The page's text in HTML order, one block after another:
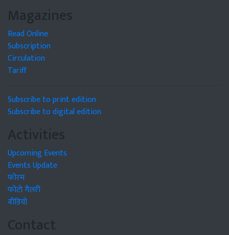
Magazines
Read Online
Subscription
Circulation
Tariff
Subscribe to print edition
Subscribe to digital edition
Activities
Upcoming Events
Events Update
फोरम
फोटो गैलरी
वीडियो
Contact